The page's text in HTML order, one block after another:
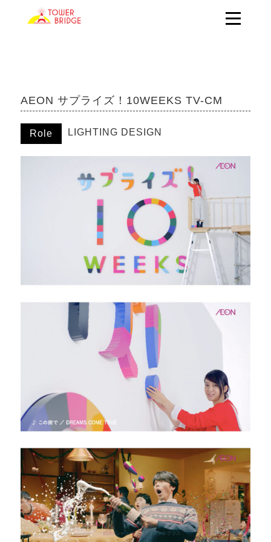
AEON サプライズ！10WEEKS TV-CM
Role LIGHTING DESIGN